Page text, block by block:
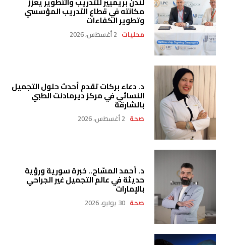
مكانته في قطاع التدريب المؤسسي
وتطوير الكفاءات
محليات 2 أغسطس، 2026
د. دعاء بركات تقدم أحدث حلول التجميل
النسائي في مركز ديرمادنت الطبي
بالشارقة
صحة 2 أغسطس، 2026
د. أحمد المسّاح.. خبرة سورية ورؤية
حديثة في عالم التجميل غير الجراحي
بالإمارات
صحة 30 يوليو، 2026